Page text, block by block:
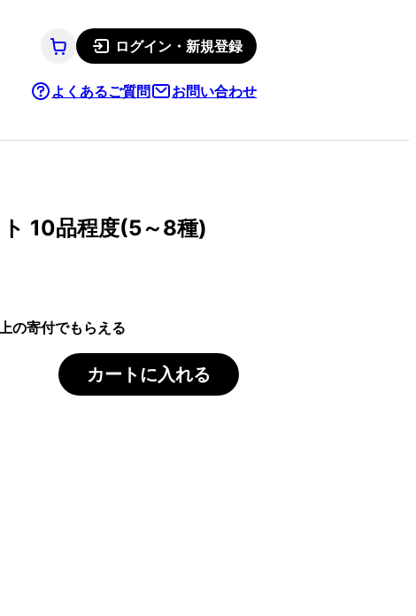
ログイン・新規登録
よくあるご質問 お問い合わせ
ト 10品程度(5～8種)
の寄付でもらえる
カートに入れる